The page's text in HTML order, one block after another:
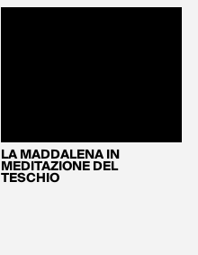
LA MADDALENA IN
MEDITAZIONE DEL
TESCHIO